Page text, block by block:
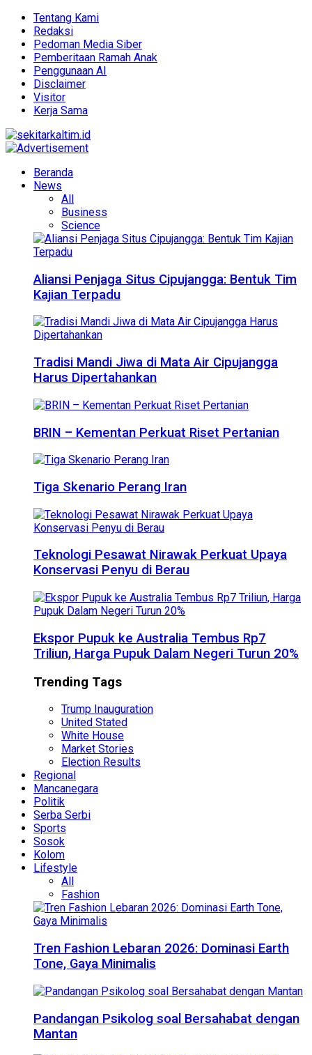
Tentang Kami
Redaksi
Pedoman Media Siber
Pemberitaan Ramah Anak
Penggunaan AI
Disclaimer
Visitor
Kerja Sama
Beranda
News
All
Business
Science
Aliansi Penjaga Situs Cipujangga: Bentuk Tim
Kajian Terpadu
Tradisi Mandi Jiwa di Mata Air Cipujangga
Harus Dipertahankan
BRIN – Kementan Perkuat Riset Pertanian
Tiga Skenario Perang Iran
Teknologi Pesawat Nirawak Perkuat Upaya
Konservasi Penyu di Berau
Ekspor Pupuk ke Australia Tembus Rp7
Triliun, Harga Pupuk Dalam Negeri Turun 20%
Trending Tags
Trump Inauguration
United Stated
White House
Market Stories
Election Results
Regional
Mancanegara
Politik
Serba Serbi
Sports
Sosok
Kolom
Lifestyle
All
Fashion
Tren Fashion Lebaran 2026: Dominasi Earth
Tone, Gaya Minimalis
Pandangan Psikolog soal Bersahabat dengan
Mantan